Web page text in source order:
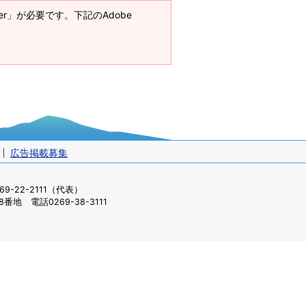
」が必要です。下記のAdobe
広告掲載募集
22-2111（代表）
番地 電話0269-38-3111